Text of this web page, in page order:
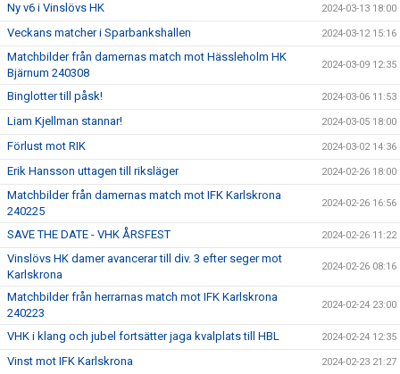
Ny v6 i Vinslövs HK 2024-03-13 18:00
Veckans matcher i Sparbankshallen 2024-03-12 15:16
Matchbilder från damernas match mot Hässleholm HK
Bjärnum 240308
2024-03-09 12:35
Binglotter till påsk! 2024-03-06 11:53
Liam Kjellman stannar! 2024-03-05 18:00
Förlust mot RIK 2024-03-02 14:36
Erik Hansson uttagen till riksläger 2024-02-26 18:00
Matchbilder från damernas match mot IFK Karlskrona
240225
2024-02-26 16:56
SAVE THE DATE - VHK ÅRSFEST 2024-02-26 11:22
Vinslövs HK damer avancerar till div. 3 efter seger mot
Karlskrona
2024-02-26 08:16
Matchbilder från herrarnas match mot IFK Karlskrona
240223
2024-02-24 23:00
VHK i klang och jubel fortsätter jaga kvalplats till HBL 2024-02-24 12:35
Vinst mot IFK Karlskrona 2024-02-23 21:27